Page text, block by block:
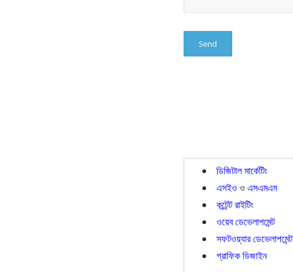
ডিজিটাল মার্কেটিং
এসইও ও এসএমএম
কন্টেন্ট রাইটিং
ওয়েব ডেভেলাপমেন্ট
সফটওয়্যার ডেভেলাপমেন্ট
গ্রাফিক ডিজাইন